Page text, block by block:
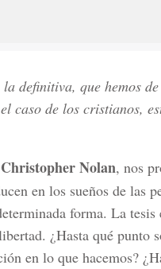
definitiva, que hemos de
caso de los cristianos,
Christopher Nolan, nos
en los sueños de las
forma. La tesis
¿Hasta qué punto
en lo que hacemos?